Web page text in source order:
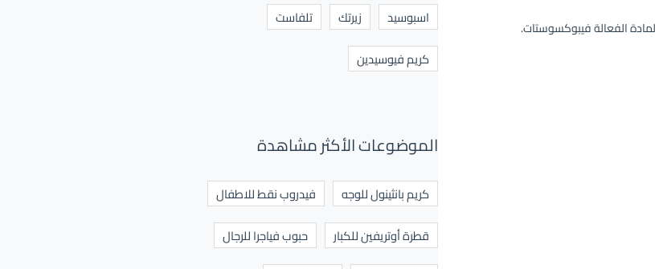
اسبوسيد
زيرتك
تلفاست
كريم فيوسيدين
الموضوعات الأكثر مشاهدة
كريم بانثينول للوجه
فيدروب نقط للاطفال
قطرة أوتريفين للكبار
حبوب فياجرا للرجال